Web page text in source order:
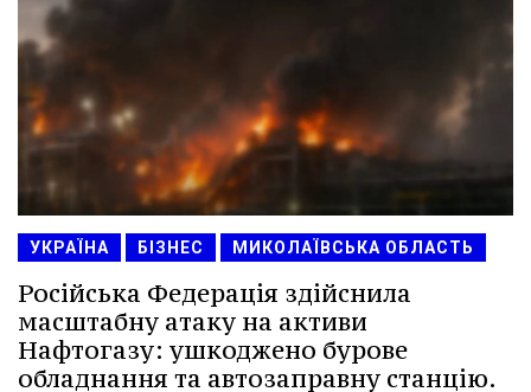
УКРАЇНА БІЗНЕС МИКОЛАЇВСЬКА ОБЛАСТЬ
Російська Федерація здійснила
масштабну атаку на активи
Нафтогазу: ушкоджено бурове
обладнання та автозаправну станцію.